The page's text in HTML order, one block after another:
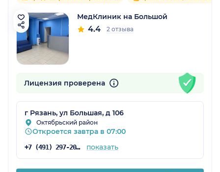
МедКлиник на Большой
4.4 2 отзыва
Лицензия проверена
г Рязань, ул Большая, д 106
Октябрьский район
Откроется завтра в 07:00
+7 (491) 297-20-53 показать